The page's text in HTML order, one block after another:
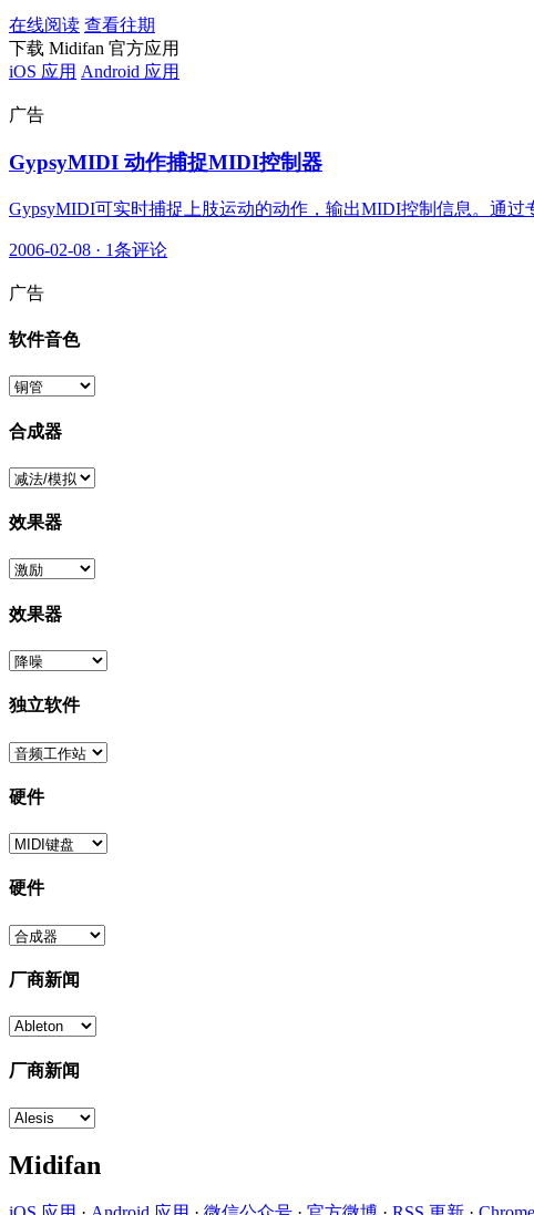
在线阅读 查看往期
下载 Midifan 官方应用
iOS 应用 Android 应用
广告
GypsyMIDI 动作捕捉MIDI控制器
GypsyMIDI可实时捕捉上肢运动的动作，输出MIDI控制信息。通
2006-02-08 · 1条评论
广告
软件音色
合成器
效果器
效果器
独立软件
硬件
硬件
厂商新闻
厂商新闻
Midifan